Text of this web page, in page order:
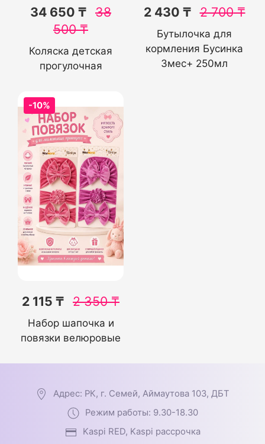
34 650 ₸ 38
500₸
Коляска детская
прогулочная
2 430 ₸ 2 700₸
Бутылочка для
кормления Бусинка
3мес+ 250мл
-10%
2 115 ₸ 2 350₸
Набор шапочка и
повязки велюровые
Адрес: РК, г. Семей, Аймаутова 103, ДБТ
Режим работы: 9.30-18.30
Kaspi RED, Kaspi рассрочка